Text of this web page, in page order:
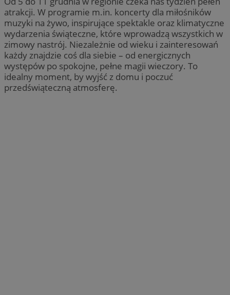
atrakcji. W programie m.in. koncerty dla miłośników
muzyki na żywo, inspirujące spektakle oraz klimatyczne
wydarzenia świąteczne, które wprowadzą wszystkich w
zimowy nastrój. Niezależnie od wieku i zainteresowań
każdy znajdzie coś dla siebie – od energicznych
występów po spokojne, pełne magii wieczory. To
idealny moment, by wyjść z domu i poczuć
przedświąteczną atmosferę.